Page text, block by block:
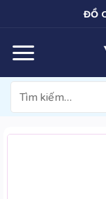
nội
dung
ĐỒ
Tìm
kiếm: